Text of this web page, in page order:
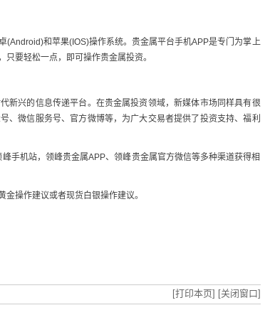
和苹果(IOS)操作系统。贵金属平台手机APP是专门为掌上
要轻松一点，即可操作贵金属投资。
新兴的信息传递平台。在贵金属投资领域，新媒体市场同样具有很
、微信服务号、官方微博等，为广大交易者提供了投资支持、福利
手机站，领峰贵金属APP、领峰贵金属官方微信等多种渠道获得相
操作建议或者现货白银操作建议。
[打印本页] [关闭窗口]